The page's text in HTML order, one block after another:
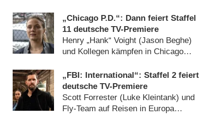
„Chicago P.D.“: Dann feiert Staffel
11 deutsche TV-Premiere
Henry „Hank“ Voight (Jason Beghe)
und Kollegen kämpfen in Chicago
„FBI: International“: Staffel 2 feiert
deutsche TV-Premiere
Scott Forrester (Luke Kleintank) und
Fly-Team auf Reisen in Europa